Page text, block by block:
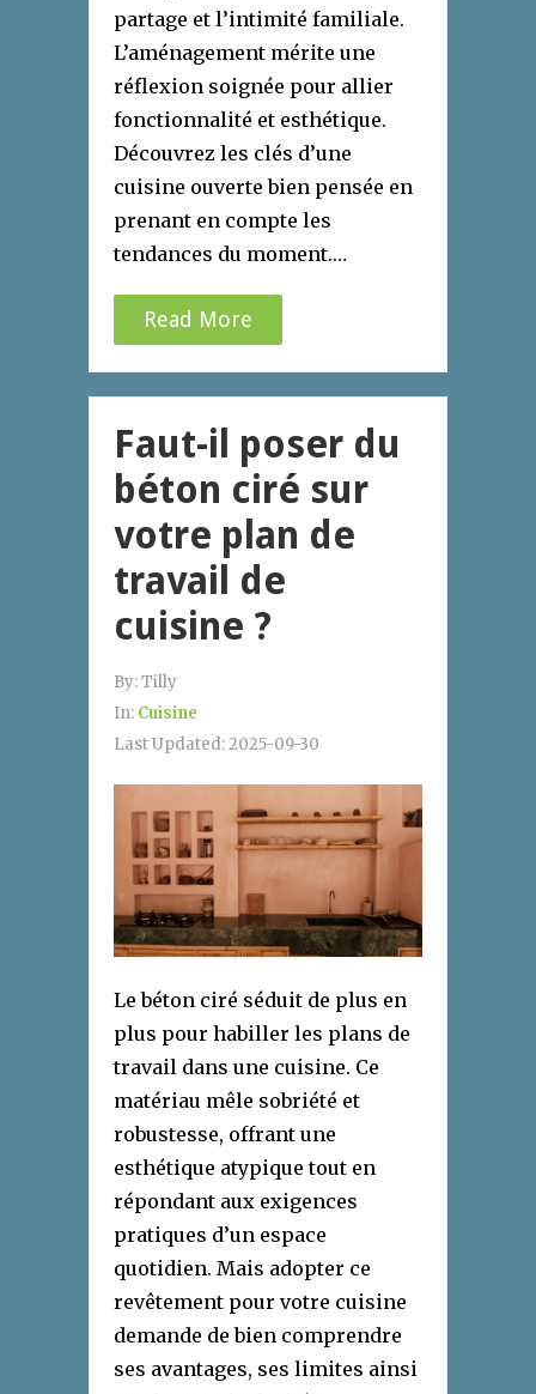
partage et l’intimité familiale.
L’aménagement mérite une
réflexion soignée pour allier
fonctionnalité et esthétique.
Découvrez les clés d’une
cuisine ouverte bien pensée en
prenant en compte les
tendances du moment.…
Read More
Faut-il poser du
béton ciré sur
votre plan de
travail de
cuisine ?
By:Tilly
In: Cuisine
Last Updated:2025-09-30
Le béton ciré séduit de plus en
plus pour habiller les plans de
travail dans une cuisine. Ce
matériau mêle sobriété et
robustesse, offrant une
esthétique atypique tout en
répondant aux exigences
pratiques d’un espace
quotidien. Mais adopter ce
revêtement pour votre cuisine
demande de bien comprendre
ses avantages, ses limites ainsi